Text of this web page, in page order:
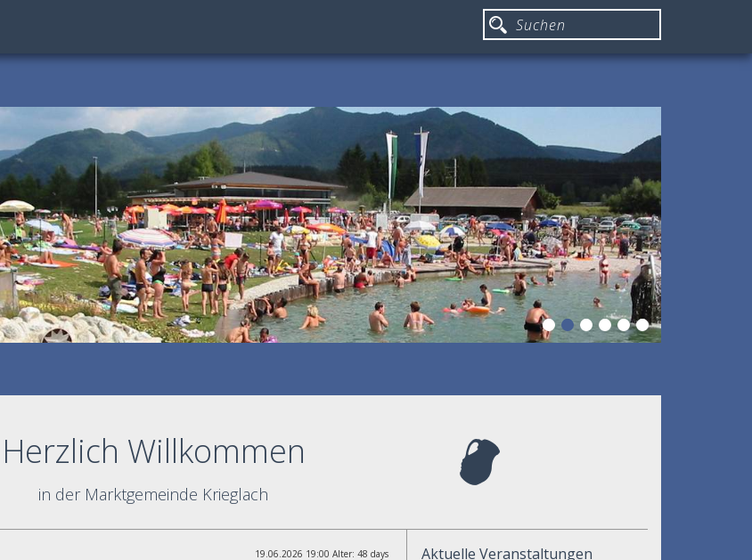
Herzlich Willkommen
in der Marktgemeinde Krieglach
19.06.2026 19:00 Alter: 48 days Aktuelle Veranstaltungen